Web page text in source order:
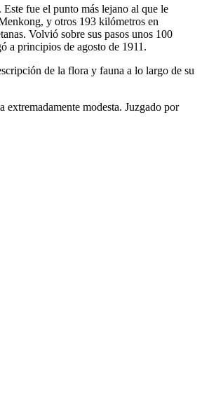
fue el punto más lejano al que le
y otros 193 kilómetros en
Volvió sobre sus pasos unos 100
a principios de agosto de 1911.
de la flora y fauna a lo largo de su
modesta. Juzgado por